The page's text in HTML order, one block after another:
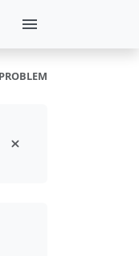
tema: Systemtema